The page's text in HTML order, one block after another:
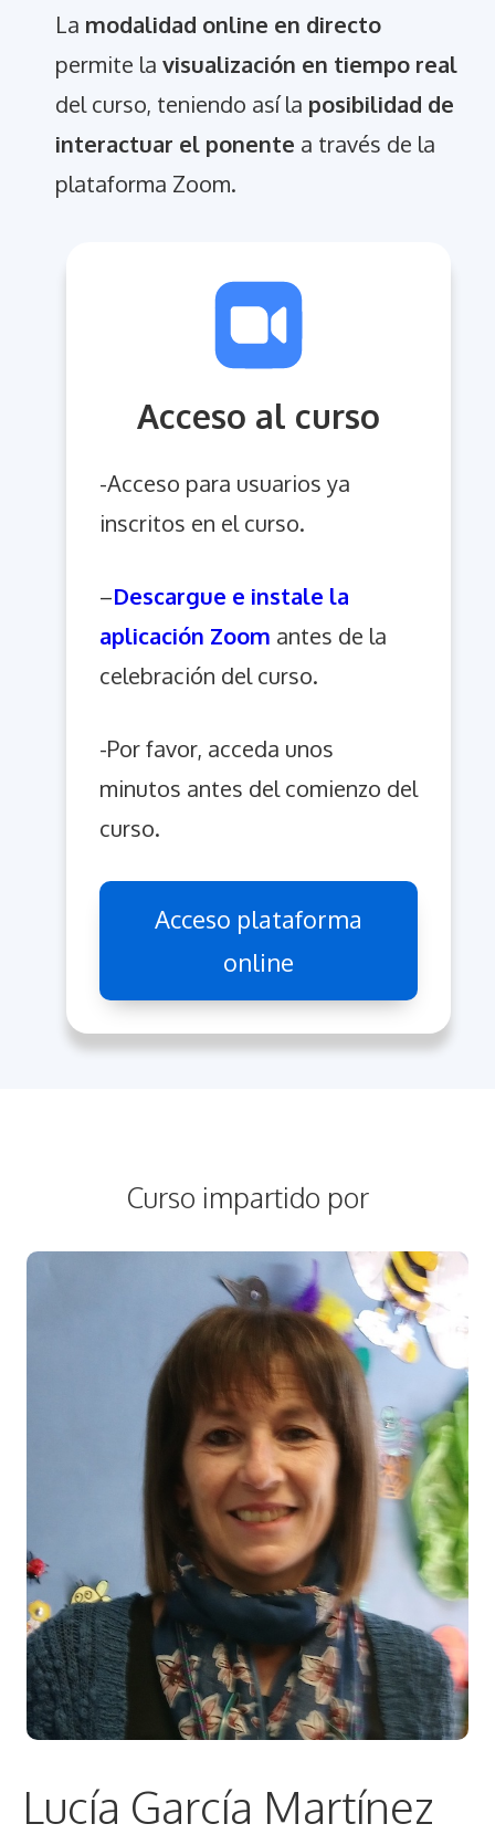
La modalidad online en directo
permite la visualización en tiempo real
del curso, teniendo así la posibilidad de
interactuar el ponente a través de la
plataforma Zoom.
Acceso al curso
-Acceso para usuarios ya
inscritos en el curso.
–Descargue e instale la
aplicación Zoom antes de la
celebración del curso.
-Por favor, acceda unos
minutos antes del comienzo del
curso.
Acceso plataforma
online
Curso impartido por
Lucía García Martínez